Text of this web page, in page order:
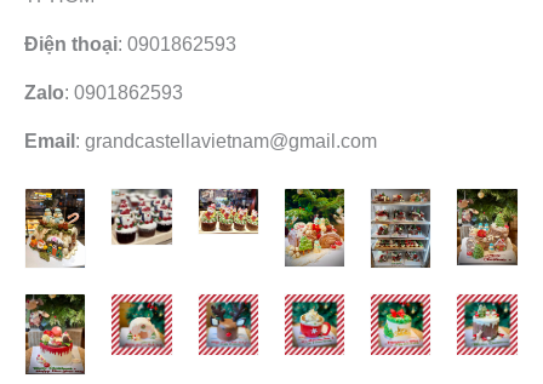
Điện thoại: 0901862593
Zalo: 0901862593
Email : grandcastellavietnam@gmail.com